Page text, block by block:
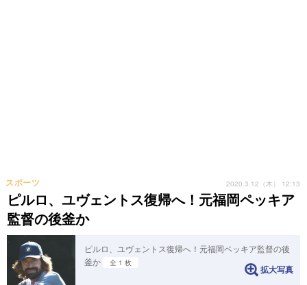
ピルロ、ユヴェントス復帰へ！元福岡ペッキア
監督の後釜か
スポーツ 2020.3.12（木） 12:13
ピルロ、ユヴェントス復帰へ！元福岡ペッキア監督の後
釜か
全 1 枚
拡大写真